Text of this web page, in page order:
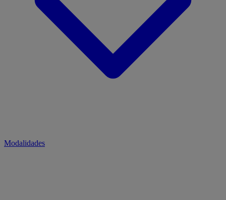
Modalidades